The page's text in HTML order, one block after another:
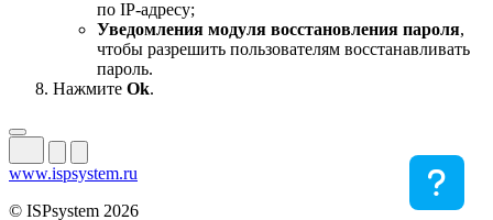
по IP-адресу;
Уведомления модуля восстановления пароля,
чтобы разрешить пользователям восстанавливать
пароль.
Нажмите Ok.
www.ispsystem.ru
© ISPsystem 2026